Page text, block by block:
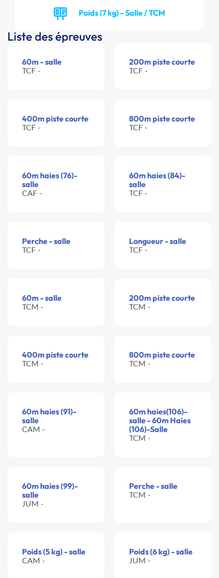
Poids (7 kg) - Salle / TCM
Liste des épreuves
60m - salle
TCF -
200m piste courte
TCF -
400m piste courte
TCF -
800m piste courte
TCF -
60m haies (76)-
salle
CAF -
60m haies (84)-
salle
TCF -
Perche - salle
TCF -
Longueur - salle
TCF -
60m - salle
TCM -
200m piste courte
TCM -
400m piste courte
TCM -
800m piste courte
TCM -
60m haies (91)-
salle
CAM -
60m haies(106)-
salle - 60m Haies
(106)-Salle
TCM -
60m haies (99)-
salle
JUM -
Perche - salle
TCM -
Poids (5 kg) - salle
CAM -
Poids (6 kg) - salle
JUM -